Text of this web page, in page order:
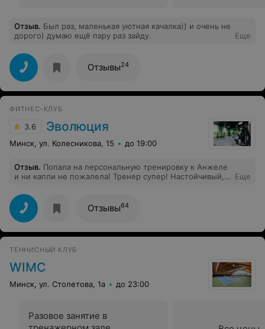
Отзыв. Был раз, маленькая уютная качалка)) и очень не
дорого) думаю ещё пару раз зайду.
Еще
Отзывы24
ФИТНЕС-КЛУБ
3.6 Эволюция
Минск, ул. Колесникова, 15 до 19:00
Отзыв. Попала на персональную тренировку к Анжеле
и ни капли не пожалела! Тренер супер! Настойчивый,
получаю огромное удовольствие, расслабиться не
даёт)! Результат был уже замечен через несколько
недель) Главное для Анжелы - решить проблему и не
навредить здоровью! Спасибо, моему тренеру , за
тренировки и профессиональный подход! Она просто
атмосфера, комфортно, тренажеров хватает! Девчонки
на ресепшн приветливые !
Еще
Отзывы64
ТЕННИСНЫЙ КЛУБ
WIMC
Минск, ул. Столетова, 1а до 23:00
Разовое занятие в